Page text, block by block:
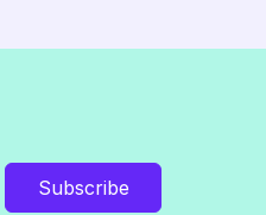
Subscribe